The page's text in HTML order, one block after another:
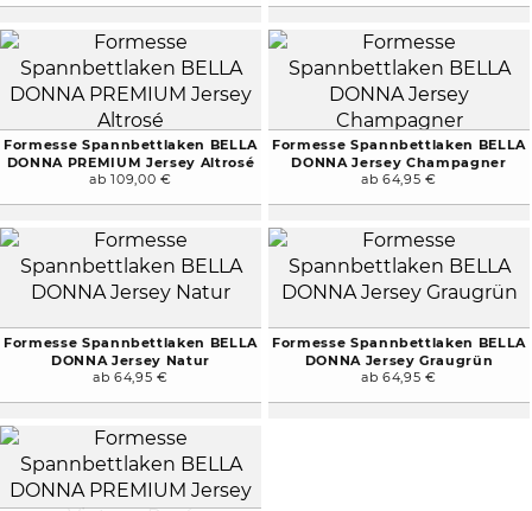
Formesse Spannbettlaken BELLA
DONNA PREMIUM Jersey Altrosé
ab 109,00 €
Formesse Spannbettlaken BELLA
DONNA Jersey Champagner
ab 64,95 €
Formesse Spannbettlaken BELLA
DONNA Jersey Natur
ab 64,95 €
Formesse Spannbettlaken BELLA
DONNA Jersey Graugrün
ab 64,95 €